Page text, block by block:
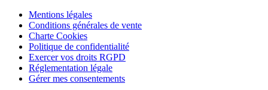
Mentions légales
Conditions générales de vente
Charte Cookies
Politique de confidentialité
Exercer vos droits RGPD
Réglementation légale
Gérer mes consentements